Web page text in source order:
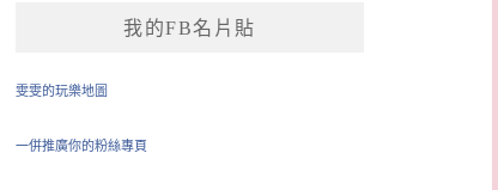
我的FB名片貼
雯雯的玩樂地圖
一併推廣你的粉絲專頁